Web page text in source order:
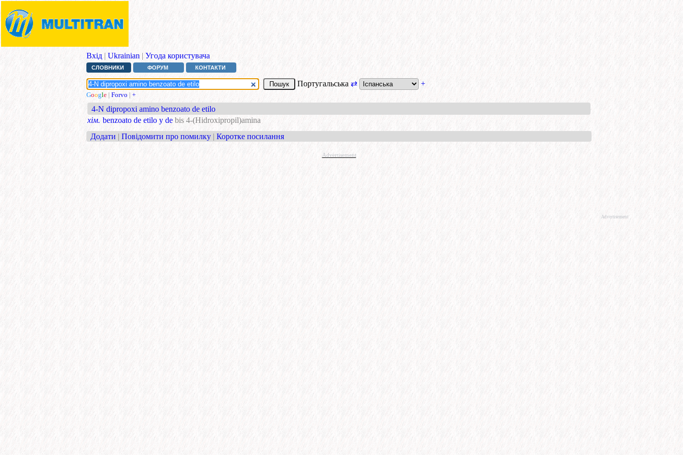
Вхід | Ukrainian | Угода користувача
СЛОВНИКИ ФОРУМ КОНТАКТИ
Португальська ⇄ +
Google | Forvo | +
4-N dipropoxi amino benzoato de etilo
хім. benzoato de etilo y de bis 4-(Hidroxipropil)amina
Додати | Повідомити про помилку | Коротке посилання
Advertisement
Advertisement